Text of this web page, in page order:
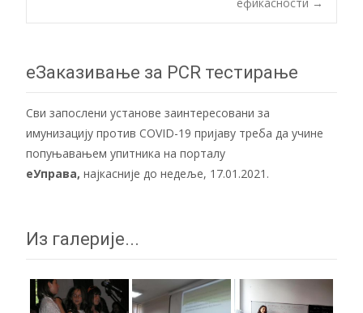
navigation
еЗаказивање за PCR тестирање
Сви запослени установе заинтересовани за
имунизацију против COVID-19 пријаву треба да учине
попуњавањем упитника на порталу
еУправа, најкасније до недеље, 17.01.2021.
Из галерије...